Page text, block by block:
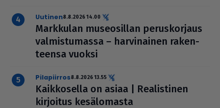
uutinen8.8.2026 14.00
Markkulan muse­o­sil­lan perus­kor­jaus
val­mis­tu­massa – har­vi­nai­nen raken­
teensa vuoksi
pilapiirros8.8.2026 13.55
Kaik­ko­sella on asiaa | Rea­lis­ti­nen
kirjoitus kesä­lo­masta